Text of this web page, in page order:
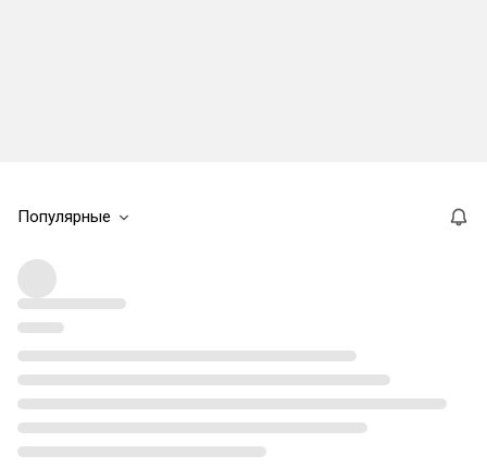
Популярные